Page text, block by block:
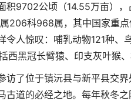
积9702公顷（14.55万亩）
206科968属，其中国家重
令人惊叹：哺乳动物121种
西黑冠长臂猿、印支灰叶猴
访了位于镇沅县与新平县交
古道的必经之地。每年秋冬